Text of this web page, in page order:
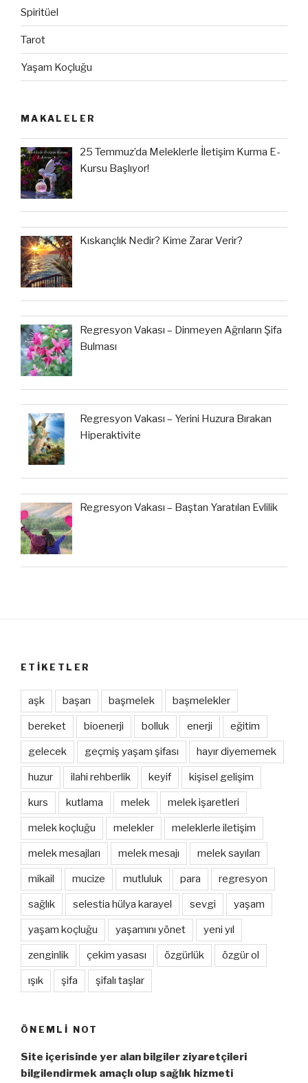
Spiritüel
Tarot
Yaşam Koçluğu
MAKALELER
25 Temmuz’da Meleklerle İletişim Kurma E-
Kursu Başlıyor!
Kıskançlık Nedir? Kime Zarar Verir?
Regresyon Vakası – Dinmeyen Ağrıların Şifa
Bulması
Regresyon Vakası – Yerini Huzura Bırakan
Hiperaktivite
Regresyon Vakası – Baştan Yaratılan Evlilik
ETIKETLER
aşk başarı başmelek başmelekler
bereket bioenerji bolluk enerji eğitim
gelecek geçmiş yaşam şifası hayır diyememek
huzur ilahi rehberlik keyif kişisel gelişim
kurs kutlama melek melek işaretleri
melek koçluğu melekler meleklerle iletişim
melek mesajları melek mesajı melek sayıları
mikail mucize mutluluk para regresyon
sağlık selestia hülya karayel sevgi yaşam
yaşam koçluğu yaşamını yönet yeni yıl
zenginlik çekim yasası özgürlük özgür ol
ışık şifa şifalı taşlar
ÖNEMLI NOT
Site içerisinde yer alan bilgiler ziyaretçileri
bilgilendirmek amaçlı olup sağlık hizmeti